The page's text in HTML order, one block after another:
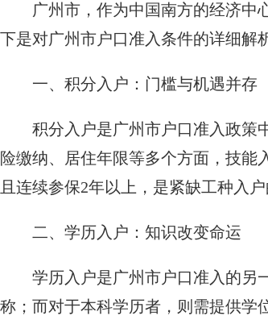
广州市，作为中国南方的经济中
下是对广州市户口准入条件的详细解
一、积分入户：门槛与机遇并存
积分入户是广州市户口准入政策
险缴纳、居住年限等多个方面，技能
且连续参保2年以上，是紧缺工种入
二、学历入户：知识改变命运
学历入户是广州市户口准入的另
称；而对于本科学历者，则需提供学